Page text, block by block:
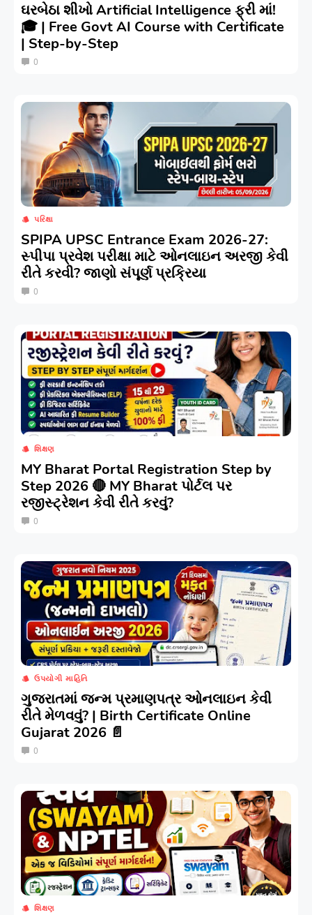
ઘરબેઠા શીખો Artificial Intelligence ફ્રી માં!
🎓 | Free Govt AI Course with Certificate
| Step-by-Step
0
પરિક્ષા
SPIPA UPSC Entrance Exam 2026-27:
સ્પીપા પ્રવેશ પરીક્ષા માટે ઓનલાઇન અરજી કેવી
રીતે કરવી? જાણો સંપૂર્ણ પ્રક્રિયા
0
શિક્ષણ
MY Bharat Portal Registration Step by
Step 2026 🔴 MY Bharat પોર્ટલ પર
રજીસ્ટ્રેશન કેવી રીતે કરવું?
0
ઉપયોગી માહિતિ
ગુજરાતમાં જન્મ પ્રમાણપત્ર ઓનલાઇન કેવી
રીતે મેળવવું? | Birth Certificate Online
Gujarat 2026 📄
0
શિક્ષણ